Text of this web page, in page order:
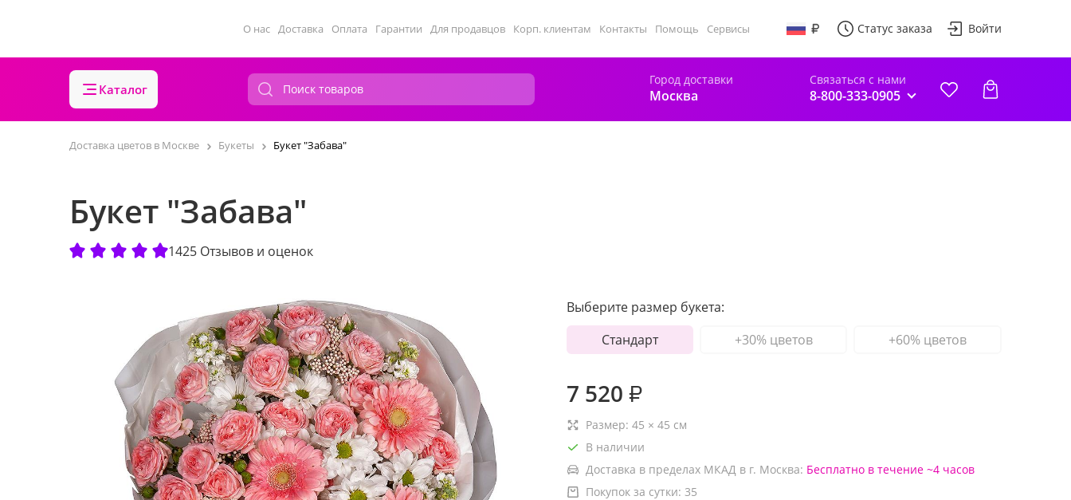
О нас Доставка Оплата Гарантии Для продавцов Корп. клиентам Контакты Помощь Сервисы Статус заказа Войти
Каталог
Город доставки
Москва
Связаться с нами
8-800-333-0905
Доставка цветов в Москве Букеты Букет "Забава"
Букет "Забава"
1425 Отзывов и оценок
Выберите размер букета:
Стандарт
+30% цветов +60% цветов
7 520 ₽
Размер: 45 × 45 см
В наличии
Доставка в пределах МКАД в г. Москва: Бесплатно в течение ~4 часов
Покупок за сутки: 35